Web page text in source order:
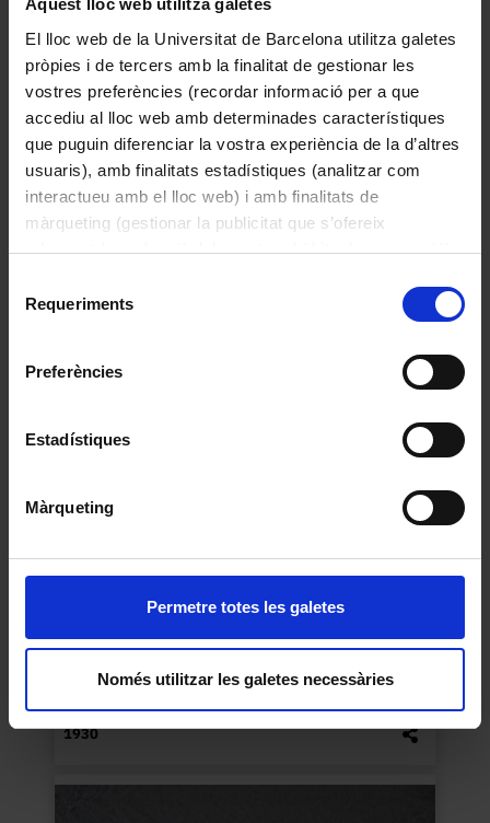
Aquest lloc web utilitza galetes
El lloc web de la Universitat de Barcelona utilitza galetes
pròpies i de tercers amb la finalitat de gestionar les
vostres preferències (recordar informació per a que
accediu al lloc web amb determinades característiques
que puguin diferenciar la vostra experiència de la d’altres
usuaris), amb finalitats estadístiques (analitzar com
interactueu amb el lloc web) i amb finalitats de
màrqueting (gestionar la publicitat que s’ofereix
adequant-la en funció dels vostres hàbits de navegació).
consultar laPolítica de galetes del lloc web de la
Requeriments
Preferències
Estadístiques
Màrqueting
Permetre totes les galetes
Només utilitzar les galetes necessàries
1950
1930